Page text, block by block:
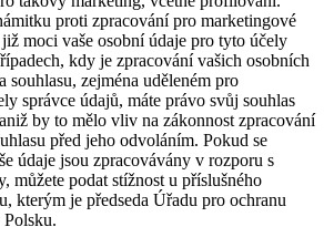
proti zpracování pro marketingové
moci vaše osobní údaje pro tyto účely
kdy je zpracování vašich osobních
souhlasu, zejména uděleném pro
správce údajů, máte právo svůj souhlas
by to mělo vliv na zákonnost zpracování
před jeho odvoláním. Pokud se
údaje jsou zpracovávány v rozporu s
můžete podat stížnost u příslušného
kterým je předseda Úřadu pro ochranu